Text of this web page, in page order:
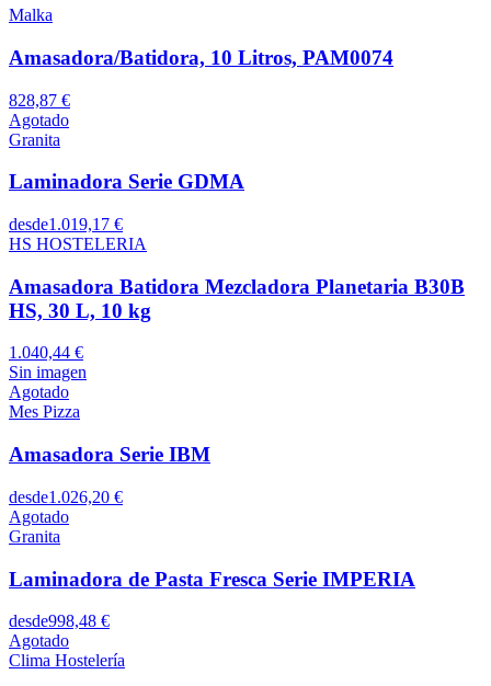
Malka
Amasadora/Batidora, 10 Litros, PAM0074
828,87 €
Agotado
Granita
Laminadora Serie GDMA
desde1.019,17 €
HS HOSTELERIA
Amasadora Batidora Mezcladora Planetaria B30B
HS, 30 L, 10 kg
1.040,44 €
Sin imagen
Agotado
Mes Pizza
Amasadora Serie IBM
desde1.026,20 €
Agotado
Granita
Laminadora de Pasta Fresca Serie IMPERIA
desde998,48 €
Agotado
Clima Hostelería